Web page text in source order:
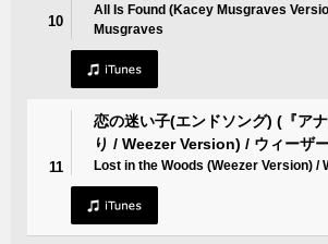
10
All Is Found (Kacey Musgraves
Musgraves
11
恋の迷い子(エンドソング) (『ア
り / Weezer Version) / ウィーザ
Lost in the Woods (Weezer Version) /